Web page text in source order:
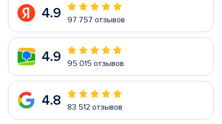
4.9 97 757 отзывов
4.9 95 015 отзывов
4.8 83 512 отзывов